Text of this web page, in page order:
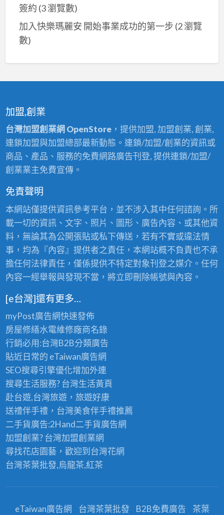
簽約 (3 瀏覽數)
加入快樂瑪麗安 開始事業成功的第一步 (2 瀏覽
數)
加盟,創業
台灣加盟創業網 OpenStore，提供加盟, 加盟創業, 創業,
連鎖加盟與加盟總部最新動態。連鎖/加盟/創業的資訊或
商品、產品、服務的免費網路廣告刊登, 提供連鎖/加盟/
創業業主免費宣傳。
免責聲明
本網站僅提供資訊參考平台，並不涉入其中任何諮詢。所
載一切的資訊、文字、照片、圖形、廣告內容、或其他資
料，無論其為公開張貼或私下傳送，若有不實或違法情
事，均為『內容』提供者之責任，本網站概不負責也不承
擔任何法律責任，僅係提供不特定對象刊登之媒介。任何
內容一經舉報與發現不當，將立即刪除帳號與內容。
[e台灣]還有更多…
myPost廣告網快速發佈
房屋修繕水電維修廠商名錄
行銷必用:台灣B2B分類廣告
貼近日常的 eTaiwan廣告網
SEO搜尋引擎優化增加外連
搜尋生活服務? 台灣生活黃頁
赴台遊,台灣旅遊，旅遊好康
送禮伴手禮，台灣美食伴手禮推薦
二手貨廣告:2Hand二手貨廣告網
加盟創業? 台灣加盟創業網
尋找花店園藝，歡迎到 台灣花網
台灣茶葉批發,烏龍茶,紅茶
eTaiwan廣告網 台灣茶葉批發 B2B免費廣告 茶葉